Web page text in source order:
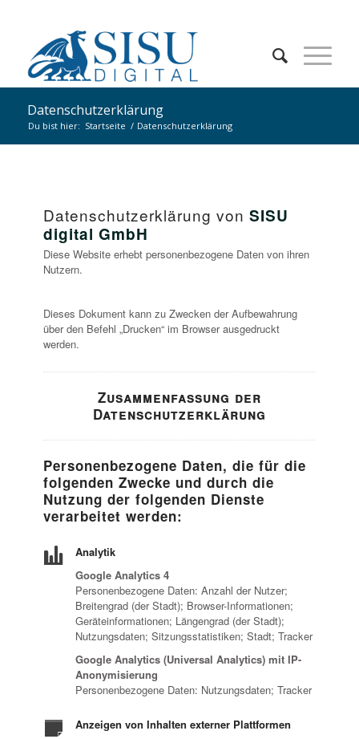
Datenschutzerklärung
Du bist hier: Startseite / Datenschutzerklärung
Datenschutzerklärung von SISU
digital GmbH
Diese Website erhebt personenbezogene Daten von ihren
Nutzern.
Dieses Dokument kann zu Zwecken der Aufbewahrung
über den Befehl „Drucken“ im Browser ausgedruckt
werden.
Zusammenfassung der
Datenschutzerklärung
Personenbezogene Daten, die für die
folgenden Zwecke und durch die
Nutzung der folgenden Dienste
verarbeitet werden:
Analytik
Google Analytics 4
Personenbezogene Daten: Anzahl der Nutzer;
Breitengrad (der Stadt); Browser-Informationen;
Geräteinformationen; Längengrad (der Stadt);
Nutzungsdaten; Sitzungsstatistiken; Stadt; Tracker
Google Analytics (Universal Analytics) mit IP-
Anonymisierung
Personenbezogene Daten: Nutzungsdaten; Tracker
Anzeigen von Inhalten externer Plattformen